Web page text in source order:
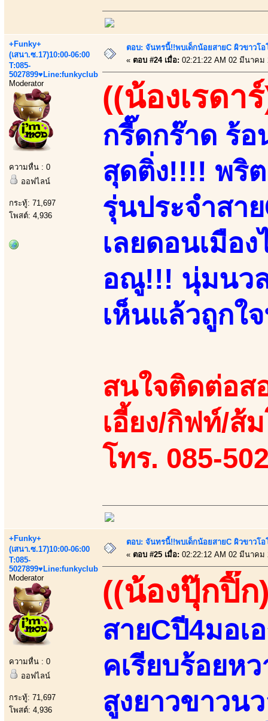
+Funky+
(เสนา.ซ.17)10:00-06:00
T:085-
5027899♥Line:funkyclub
Moderator
ความหื่น : 0
ออฟไลน์
กระทู้: 71,697
โพสต์: 4,936
ตอบ: จันทรนี้!!พบเด็กน้อยสายC ผิวขาวโ
« ตอบ #24 เมื่อ: 02:21:22 AM 02 มีนาคม
((น้องเรดา
กรี๊ดกร๊าด ร้อ
สุดติ่ง!!!! พริ
รุ่นประจำสา
เลยดอนเมือ
อณู!!! นุ่มนว
เห็นแล้วถูกใ
สนใจติดต่อส
เอี้ยง/กิฟท์/ส้
โทร. 085-
+Funky+
(เสนา.ซ.17)10:00-06:00
T:085-
5027899♥Line:funkyclub
Moderator
ความหื่น : 0
ออฟไลน์
กระทู้: 71,697
โพสต์: 4,936
ตอบ: จันทรนี้!!พบเด็กน้อยสายC ผิวขาวโ
« ตอบ #25 เมื่อ: 02:22:12 AM 02 มีนาคม
((น้องปุ๊กปิ๊ก
สายCปี4มอเ
คเรียบร้อยห
สูงยาวขาวน